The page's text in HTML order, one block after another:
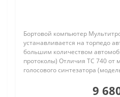
Бортовой компьютер
устанавливается на торпедо
большим количеством
протоколы) Отличия TC 740 от
голосового синтезатора
9